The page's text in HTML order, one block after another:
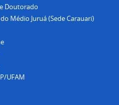
Doutorado
Médio Juruá (Sede Carauari)
UFAM